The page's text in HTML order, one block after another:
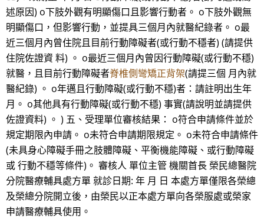
述原因) o下肢外觀有明顯傷口且影響行動者。 o下肢外觀無
明顯傷口，但影響行動，並提具三個月內就醫紀錄者。 o最
近三個月內曾住院且目前行動障礙者(或行動不穩者) (請提供
住院佐證資 料) 。 o最近三個月內曾因行動障礙(或行動不穩)
就醫，且目前行動障礙者脊椎側彎矯正背架(請提三個 月內就
醫紀錄) 。 o年邁且行動障礙(或行動不穩)者：請註明出生年
月。 o其他具有行動障礙(或行動不穩) 事實(請說明並請提供
佐證資料) 。 ) 五、受理單位審核結果： o符合申請條件並於
規定期限內申請。 o未符合申請期限規定。 o未符合申請條件
(未具身心障礙手冊之肢體障礙、平衡機能障礙、或行動障礙
或 行動不穩等條件)。 審核人 單位主管 機關首長 榮民總醫院
分院醫療輔具處方單 就診日期: 年 月 日 本處方單僅限各榮總
及榮總分院開立後，由榮民以正本處方單向各榮服處或榮家
申請醫療輔具使用。